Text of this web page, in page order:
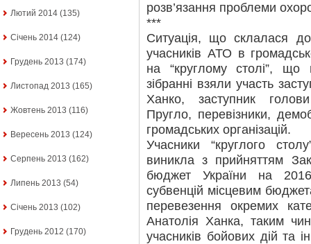
Лютий 2014 (135)
Січень 2014 (124)
Грудень 2013 (174)
Листопад 2013 (165)
Жовтень 2013 (116)
Вересень 2013 (124)
Серпень 2013 (162)
Липень 2013 (54)
Січень 2013 (102)
Грудень 2012 (170)
розв’язання проблеми
***
Ситуація, що склалася
учасників АТО в
на “круглому столі”, що
зібранні взяли участь
Ханко, заступник
Пругло, перевізники,
громадських організацій.
Учасники “круглого
виникла з прийняттям
бюджет України на
субвенцій місцевим
перевезення окремих
Анатолія Ханка, таким
учасників бойових дій та